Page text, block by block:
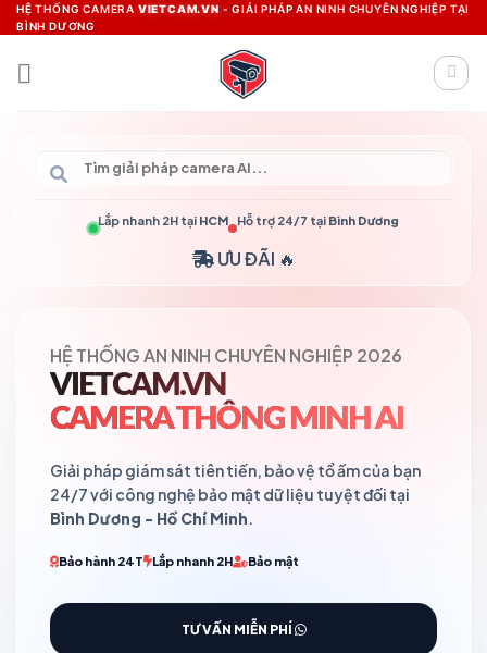
Skip
to
content
HỆ THỐNG CAMERA VIETCAM.VN - GIẢI PHÁP AN NINH CHUYÊN NGHIỆP TẠI
BÌNH DƯƠNG
Lắp nhanh 2H tại HCM Hỗ trợ 24/7 tại Bình Dương
ƯU ĐÃI 🔥
HỆ THỐNG AN NINH CHUYÊN NGHIỆP 2026
VIETCAM.VN
CAMERA THÔNG MINH AI
Giải pháp giám sát tiên tiến, bảo vệ tổ ấm của bạn
24/7 với công nghệ bảo mật dữ liệu tuyệt đối tại
Bình Dương - Hồ Chí Minh.
Bảo hành 24T Lắp nhanh 2H Bảo mật
TƯ VẤN MIỄN PHÍ